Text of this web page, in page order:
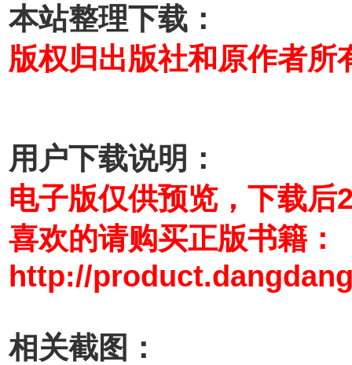
本站整理下载：
版权归出版社和原作者
用户下载说明：
电子版仅供预览，下载
喜欢的请购买正版书籍：
http://
相关截图：